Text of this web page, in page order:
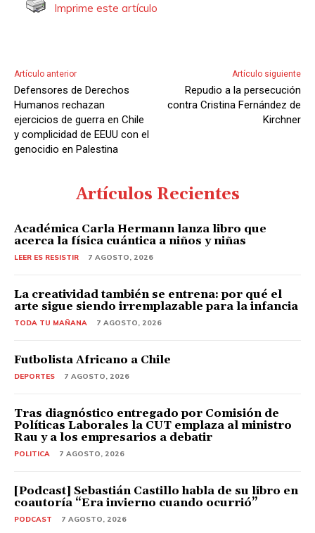
Imprime este artículo
Artículo anterior
Defensores de Derechos
Humanos rechazan
ejercicios de guerra en Chile
y complicidad de EEUU con el
genocidio en Palestina
Artículo siguiente
Repudio a la persecución
contra Cristina Fernández de
Kirchner
Artículos Recientes
Académica Carla Hermann lanza libro que
acerca la física cuántica a niños y niñas
LEER ES RESISTIR 7 AGOSTO, 2026
La creatividad también se entrena: por qué el
arte sigue siendo irremplazable para la infancia
TODA TU MAÑANA 7 AGOSTO, 2026
Futbolista Africano a Chile
DEPORTES 7 AGOSTO, 2026
Tras diagnóstico entregado por Comisión de
Políticas Laborales la CUT emplaza al ministro
Rau y a los empresarios a debatir
POLITICA 7 AGOSTO, 2026
[Podcast] Sebastián Castillo habla de su libro en
coautoría “Era invierno cuando ocurrió”
PODCAST 7 AGOSTO, 2026